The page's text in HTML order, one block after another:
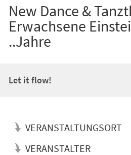
New Dance &
Erwachsene
..Jahre
Let it flow!
VERANSTALTUNGSORT
VERANSTALTER